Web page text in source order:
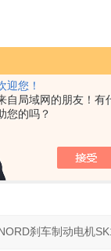
迎您！
自局域网的朋友！有
您的吗？